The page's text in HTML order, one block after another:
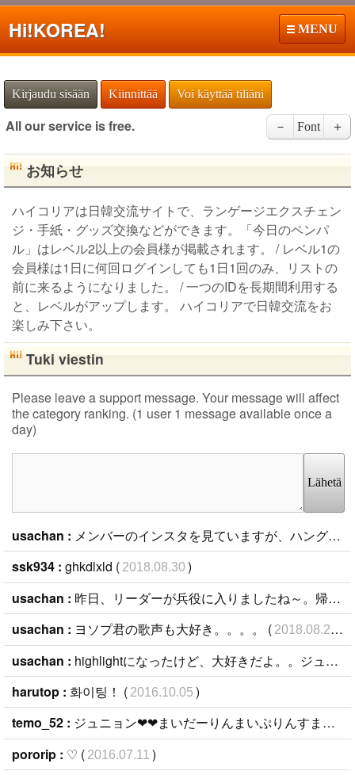
Hi!KOREA! MENU
Kirjaudu sisään Kiinnittää Voi käyttää tiliäni
All our service is free. － Font ＋
お知らせ
ハイコリアは日韓交流サイトで、ランゲージエクスチェン
ジ・手紙・グッズ交換などができます。「今日のペンパ
ル」はレベル2以上の会員様が掲載されます。 / レベル1の
会員様は1日に何回ログインしても1日1回のみ、リストの
前に来るようになりました。 / 一つのIDを長期間利用する
と、レベルがアップします。 ハイコリアで日韓交流をお
楽しみ下さい。
Tuki viestin
Please leave a support message. Your message will affect
the category ranking. (1 user 1 message available once a
day)
Lähetä
usachan : メンバーのインスタを見ていますが、ハングルが読めない(Ｔ▽Ｔ)どなたか読んでくれるお友達を探したいです。ジュンヒョン大好き。 (
ssk934 : ghkdlxld ( 2018.08.30 )
usachan : 昨日、リーダーが兵役に入りましたね～。帰ってくるまで待ってるよ～ (
usachan : ヨソプ君の歌声も大好き。。。。 ( 2018.08.23
)
usachan : highlightになったけど、大好きだよ。。ジュンヒョンが好き。彼の音楽が好き。。。 (
harutop : 화이팅！ ( 2016.10.05 )
temo_52 : ジュニョン❤︎❤︎まいだーりんまいぷりんすまいきんぐ♢ (
pororip : ♡ ( 2016.07.11 )